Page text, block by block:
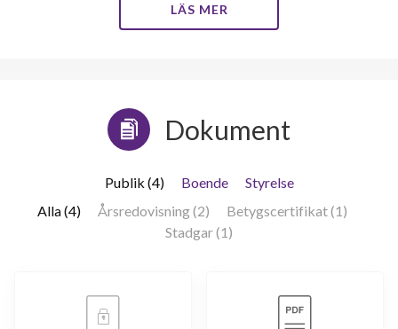
LÄS MER
Dokument
Publik (4) Boende
Styrelse
Alla (4)
Årsredovisning (2)
Betygscertifikat (1)
Stadgar (1)